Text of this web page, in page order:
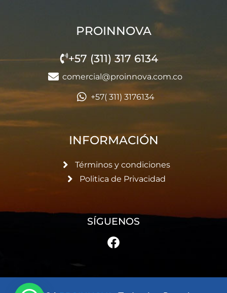
PROINNOVA
+57 (311) 317 6134
comercial@proinnova.com.co
+57( 311) 3176134
INFORMACIÓN
Términos y condiciones
Politica de Privacidad
SÍGUENOS